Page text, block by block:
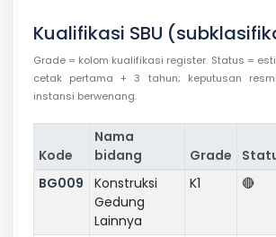
Kualifikasi SBU
Grade = kolom kualifikasi register. Status =
cetak pertama + 3 tahun; keputusan
instansi berwenang.
Kode
Nama
bidang
Grade
BG009
Konstruksi
Gedung
Lainnya
K1 🔴